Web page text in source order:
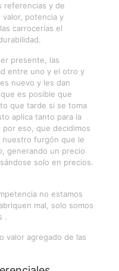
referencias y de
valor, potencia y
carrocerías el
presente, las
entre uno y el otro y
nuevo y les dan
es posible que
que tarde si se toma
aplica tanto para la
por eso, que decidimos
nuestro furgón que le
generando un precio
solo en precios.
no estamos
mal, solo somos
.
valor agregado de las